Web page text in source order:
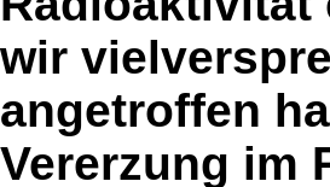
wir
angetroffen
Vererzung im